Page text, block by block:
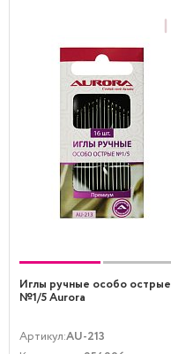
Иглы ручные особо острые
№1/5 Aurora
Артикул:AU-213